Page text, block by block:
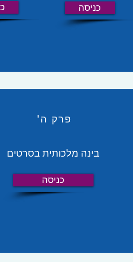
כניסה
פרק ה'
בינה מלכותית בסרטים
כניסה